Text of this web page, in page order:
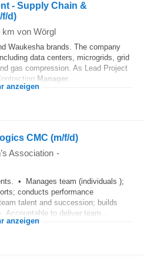
- Supply Chain &
f/d)
km von Wörgl
Waukesha brands. The company
data centers, microgrids, grid
gas compression. As Lead Project
Manager
anzeigen
CMC (m/f/d)
Association -
• Manages team (individuals );
conducts performance
talent and succession; builds
to deliver team...
anzeigen